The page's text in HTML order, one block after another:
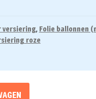
versiering, Folie ballonnen
roze